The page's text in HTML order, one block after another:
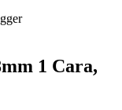
1 Cara,